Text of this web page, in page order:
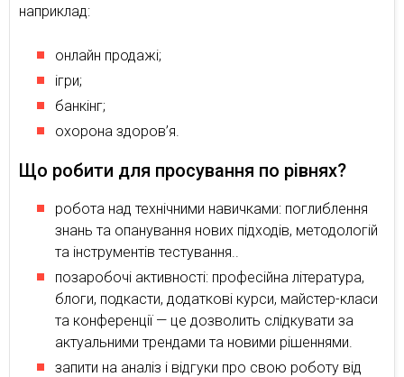
наприклад:
онлайн продажі;
ігри;
банкінг;
охорона здоров’я.
Що робити для просування по рівнях?
робота над технічними навичками: поглиблення
знань та опанування нових підходів, методологій
та інструментів тестування..
позаробочі активності: професійна література,
блоги, подкасти, додаткові курси, майстер-класи
та конференції — це дозволить слідкувати за
актуальними трендами та новими рішеннями.
запити на аналіз і відгуки про свою роботу від